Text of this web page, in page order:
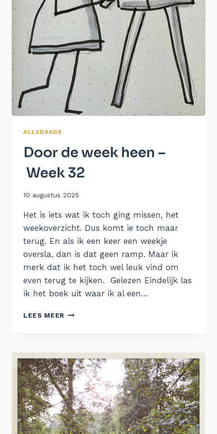
ALLEDAAGS
Door de week heen –
Week 32
Door
10 augustus 2025
Het is iets wat ik toch ging missen, het
weekoverzicht. Dus komt ie toch maar
terug. En als ik een keer een weekje
oversla, dan is dat geen ramp. Maar ik
merk dat ik het toch wel leuk vind om
even terug te kijken. Gelezen Eindelijk las
ik het boek uit waar ik al een…
LEES MEER DOOR
–
WEEK
32